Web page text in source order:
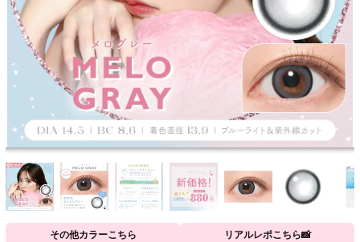
その他カラーこちら リアルレポこちら📸